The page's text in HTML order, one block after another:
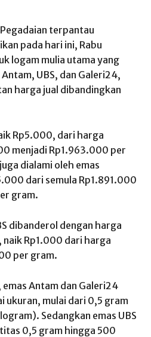
terpantau
pada hari ini, Rabu
logam mulia utama yang
UBS, dan Galeri24,
harga jual dibandingkan
Rp5.000, dari harga
menjadi Rp1.963.000 per
dialami oleh emas
dari semula Rp1.891.000
gram.
dibanderol dengan harga
Rp1.000 dari harga
per gram.
Antam dan Galeri24
ukuran, mulai dari 0,5 gram
Sedangkan emas UBS
0,5 gram hingga 500